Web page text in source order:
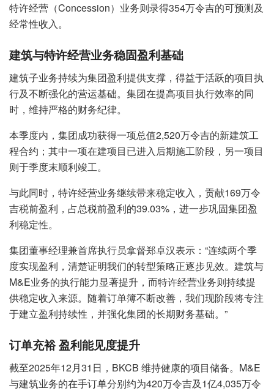
特许经营（Concession）业务则录得354万令吉的可预测及
经常性收入。
建筑与特许经营业务稳固盈利基础
建筑子业务持续为集团盈利提供支撑，得益于活跃的项目执
行及不断强化的营运基础。集团在提高项目执行效率的同
时，维持严格的财务纪律。
本季度内，集团成功获得一项总值2,520万令吉的新建筑工
程合约；其中一项在建项目已进入后期施工阶段，另一项目
则于季度末顺利竣工。
与此同时，特许经营业务继续带来稳定收入，贡献169万令
吉税前盈利，占总税前盈利的39.03%，进一步巩固集团盈
利稳定性。
集团董事经理兼首席执行员拿督郑卓汉表示：“连续两个季
度实现盈利，清楚证明我们的转型策略正逐步见效。建筑与
M&E业务的执行能力显著提升，而特许经营业务则持续提
供稳定收入来源。随着订单簿不断改善，我们现阶段将专注
于建立盈利持续性，并强化集团的长期财务基础。”
订单充裕 盈利能见度提升
截至2025年12月31日，BKCB 维持健康的项目储备。M&E
与建筑业务的在手订单分别约为420万令吉及1亿4,035万令